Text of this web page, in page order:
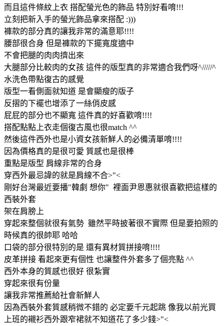
而且這件條紋上衣 搭配螢光色的飾品 特別好看唷!!!
立刻把新入手的螢光飾品拿來搭配 :)))
褲款的部分真的讓我非常的滿意耶!!!!
腰部很合身 但是褲款的下擺寬度適中
不會把腿的肉肉擠出來
大腿部分比較肉的女孩 這件的版型真的非常適合我們呀^/////^
水洗色帶點復古的感覺
版型一看側面就知道 是會顯瘦的版子
反摺的下襬也增添了一絲俏皮感
屁屁的部分也不顯寬 這件真的好喜歡唷!!!!
搭配點點上衣走個復古風也很match ^^
然後這件西外也是小資女孩新鮮人的必備清單唷!!!!
因為價格真的是很可愛 質感也是很棒
重點是版型 肩線非常的合身
穿西外最忌諱的就是肩線不合>"<
剛好台灣最近要播"韓劇 想你" 裡面尹恩惠就很喜歡把這樣的
西裝外套
架在肩膀上
穿起來整個就很有氣勢 雖然平時披著很不實際 但是要拍照的
時候真的很帥耶 哈哈
口袋的部分很特別的是 還有異材質拼接唷!!!!
皮革拼接 看起來更有個性 也讓整件外套多了個亮點 ^^
西外本身的質感也很好 很紮實
穿起來很有份量
讓我非常推薦給社會新鮮人
因為西裝外套質感稍微不錯的 必定要千元起跳 像我以前光買
上班的襯衫西外跟窄裙就不知道花了多少錢>"<